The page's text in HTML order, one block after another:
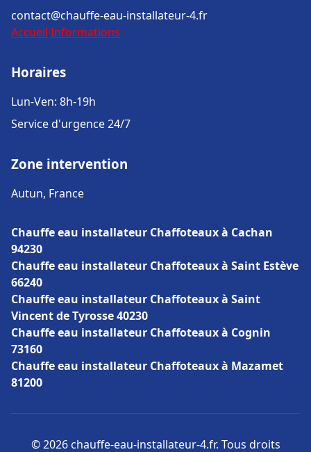
contact@chauffe-eau-installateur-4.fr
Accueil Informations
Horaires
Lun-Ven: 8h-19h
Service d'urgence 24/7
Zone intervention
Autun, France
Chauffe eau installateur Chaffoteaux à Cachan
94230
Chauffe eau installateur Chaffoteaux à Saint Estève
66240
Chauffe eau installateur Chaffoteaux à Saint
Vincent de Tyrosse 40230
Chauffe eau installateur Chaffoteaux à Cognin
73160
Chauffe eau installateur Chaffoteaux à Mazamet
81200
© 2026 chauffe-eau-installateur-4.fr. Tous droits